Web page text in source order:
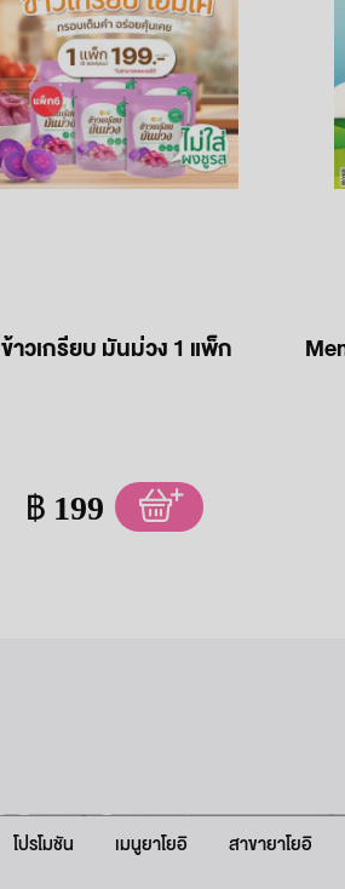
ข้าวเกรียบ มันม่วง 1 แพ็ก
฿ 199
โปรโมชัน เมนูยาโยอิ สาขายาโยอิ